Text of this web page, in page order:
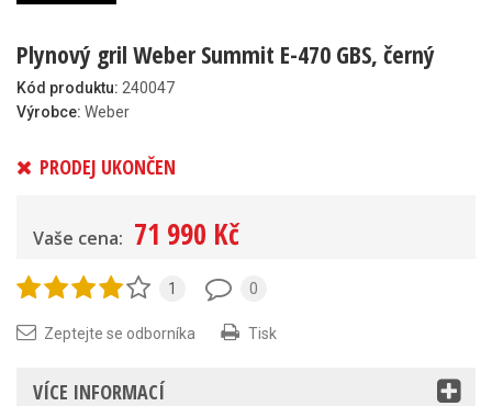
Plynový gril Weber Summit E-470 GBS, černý
Kód produktu: 240047
Výrobce: Weber
PRODEJ UKONČEN
Vaše cena: 71 990 Kč
1 0
Zeptejte se odborníka Tisk
VÍCE INFORMACÍ